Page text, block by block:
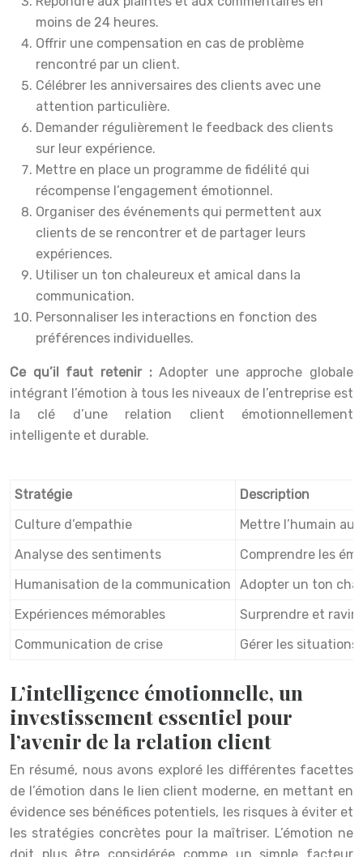
moins de 24 heures.
Offrir une compensation en cas de problème
rencontré par un client.
Célébrer les anniversaires des clients avec une
attention particulière.
Demander régulièrement le feedback des clients
sur leur expérience.
Mettre en place un programme de fidélité qui
récompense l’engagement émotionnel.
Organiser des événements qui permettent aux
clients de se rencontrer et de partager leurs
expériences.
Utiliser un ton chaleureux et amical dans la
communication.
Personnaliser les interactions en fonction des
préférences individuelles.
Ce qu’il faut retenir :Adopter une approche globale
intégrant l’émotion à tous les niveaux de l’entreprise est
la clé d’une relation client émotionnellement
intelligente et durable.
Stratégie
Description
Culture d’empathie
Mettre l’humain
Analyse des sentiments
Comprendre les
Humanisation de la communication
Adopter un ton
Expériences mémorables
Surprendre et ravir
Communication de crise
Gérer les
L’intelligence émotionnelle, un
investissement essentiel pour
l’avenir de la relation client
En résumé, nous avons exploré les différentes facettes
de l’émotion dans le lien client moderne, en mettant en
évidence ses bénéfices potentiels, les risques à éviter et
les stratégies concrètes pour la maîtriser. L’émotion ne